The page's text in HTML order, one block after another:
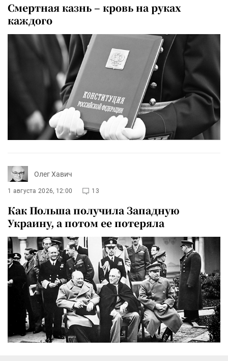
Смертная казнь – кровь на руках
каждого
Олег Хавич
1 августа 2026, 12:00 13
Как Польша получила Западную
Украину, а потом ее потеряла